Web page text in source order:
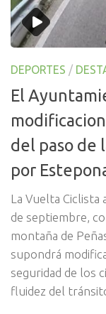
DEPORTES /
El
del paso de
por
La Vuelta Ciclista
de septiembre,
montaña de
supondrá
seguridad de los
fluidez del